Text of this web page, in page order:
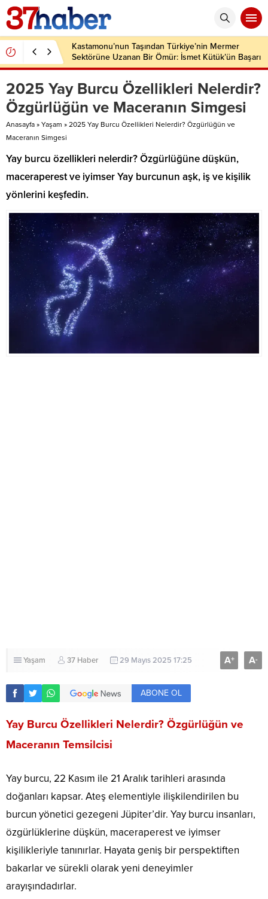
Kastamonu’nun Taşından Türkiye’nin Mermer
Sektörüne Uzanan Bir Ömür: İsmet Kütük’ün Başarı
Hikâyesi
2025 Yay Burcu Özellikleri Nelerdir?
Özgürlüğün ve Maceranın Simgesi
Anasayfa » Yaşam » 2025 Yay Burcu Özellikleri Nelerdir? Özgürlüğün ve
Maceranın Simgesi
Yay burcu özellikleri nelerdir? Özgürlüğüne düşkün,
maceraperest ve iyimser Yay burcunun aşk, iş ve kişilik
yönlerini keşfedin.
Yaşam 37 Haber 29 Mayıs 2025 17:25 A+ A-
ABONE OL
Yay Burcu Özellikleri Nelerdir? Özgürlüğün ve
Maceranın Temsilcisi
Yay burcu, 22 Kasım ile 21 Aralık tarihleri arasında
doğanları kapsar. Ateş elementiyle ilişkilendirilen bu
burcun yönetici gezegeni Jüpiter’dir. Yay burcu insanları,
özgürlüklerine düşkün, maceraperest ve iyimser
kişilikleriyle tanınırlar. Hayata geniş bir perspektiften
bakarlar ve sürekli olarak yeni deneyimler
arayışındadırlar.